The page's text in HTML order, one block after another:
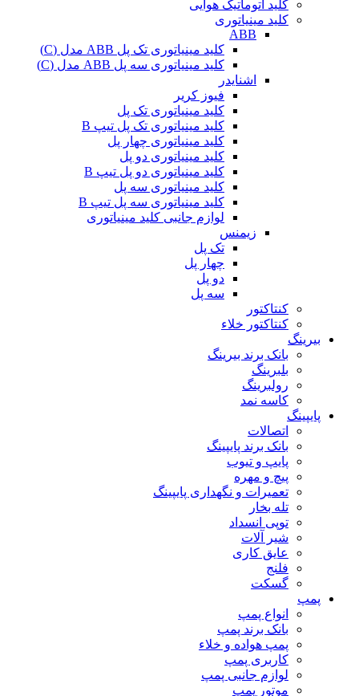
کلید اتوماتیک هوایی
کلید مینیاتوری
ABB
کلید مینیاتوری تک پل ABB مدل (C)
کلید مینیاتوری سه پل ABB مدل (C)
اشنایدر
فیوز کریر
کلید مینیاتوری تک پل
کلید مینیاتوری تک پل تیپ B
کلید مینیاتوری چهار پل
کلید مینیاتوری دو پل
کلید مینیاتوری دو پل تیپ B
کلید مینیاتوری سه پل
کلید مینیاتوری سه پل تیپ B
لوازم جانبی کلید مینیاتوری
زیمنس
تک پل
چهار پل
دو پل
سه پل
کنتاکتور
کنتاکتور خلاء
بیرینگ
بانک برند بیرینگ
بلبرینگ
رولبرینگ
کاسه نمد
پایپینگ
اتصالات
بانک برند پایپینگ
پایپ و تیوب
پیچ و مهره
تعمیرات و نگهداری پایپینگ
تله بخار
توپی انسداد
شیر آلات
عایق کاری
فلنج
گسکت
پمپ
انواع پمپ
بانک برند پمپ
پمپ هواده و خلاء
کاربری پمپ
لوازم جانبی پمپ
موتور پمپ